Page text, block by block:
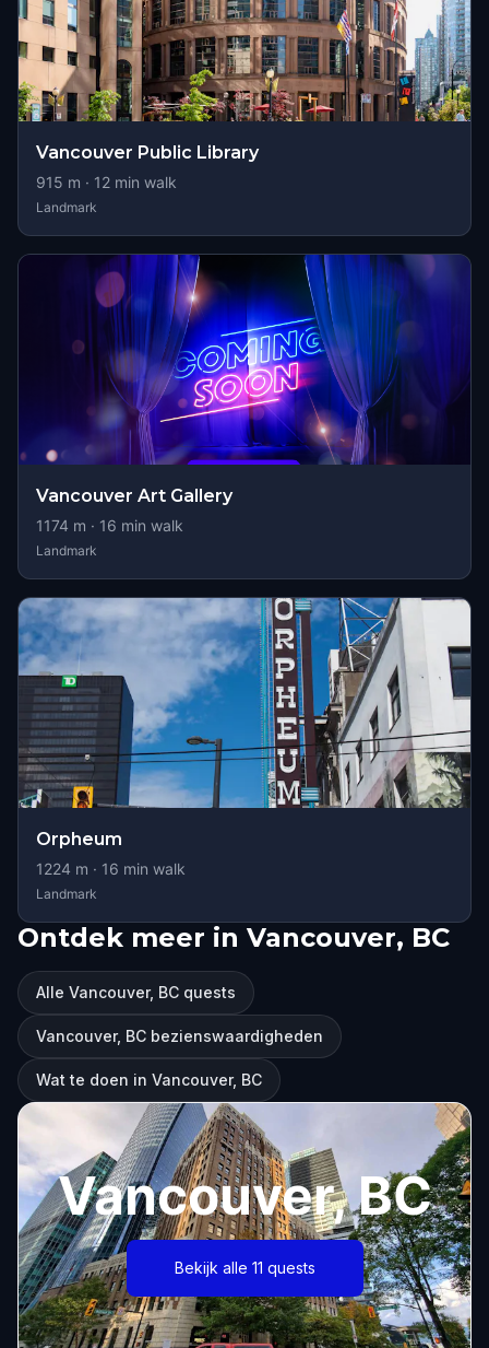
Vancouver Public Library
915 m · 12 min walk
Landmark
Vancouver Art Gallery
1174 m · 16 min walk
Landmark
Orpheum
1224 m · 16 min walk
Landmark
Ontdek meer in Vancouver, BC
Alle Vancouver, BC quests
Vancouver, BC bezienswaardigheden
Wat te doen in Vancouver, BC
Vancouver, BC
Bekijk alle 11 quests